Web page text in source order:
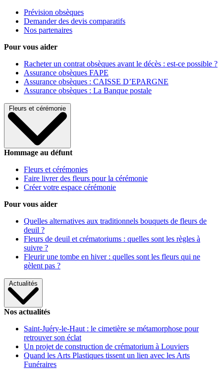
Prévision obsèques
Demander des devis comparatifs
Nos partenaires
Pour vous aider
Racheter un contrat obsèques avant le décès : est-ce possible ?
Assurance obsèques FAPE
Assurance obsèques : CAISSE D’EPARGNE
Assurance obsèques : La Banque postale
Fleurs et cérémonie
Hommage au défunt
Fleurs et cérémonies
Faire livrer des fleurs pour la cérémonie
Créer votre espace cérémonie
Pour vous aider
Quelles alternatives aux traditionnels bouquets de fleurs de
deuil ?
Fleurs de deuil et crématoriums : quelles sont les règles à
suivre ?
Fleurir une tombe en hiver : quelles sont les fleurs qui ne
gèlent pas ?
Actualités
Nos actualités
Saint-Juéry-le-Haut : le cimetière se métamorphose pour
retrouver son éclat
Un projet de construction de crématorium à Louviers
Quand les Arts Plastiques tissent un lien avec les Arts
Funéraires